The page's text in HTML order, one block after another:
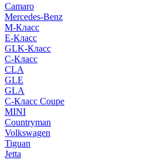
Camaro
Mercedes-Benz
M-Класс
E-Класс
GLK-Класс
C-Класс
CLA
GLE
GLA
C-Класс Coupe
MINI
Countryman
Volkswagen
Tiguan
Jetta